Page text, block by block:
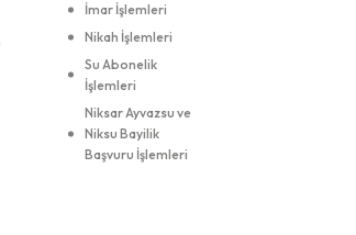
İmar İşlemleri
Nikah İşlemleri
Su Abonelik
İşlemleri
Niksar Ayvazsu ve
Niksu Bayilik
Başvuru İşlemleri